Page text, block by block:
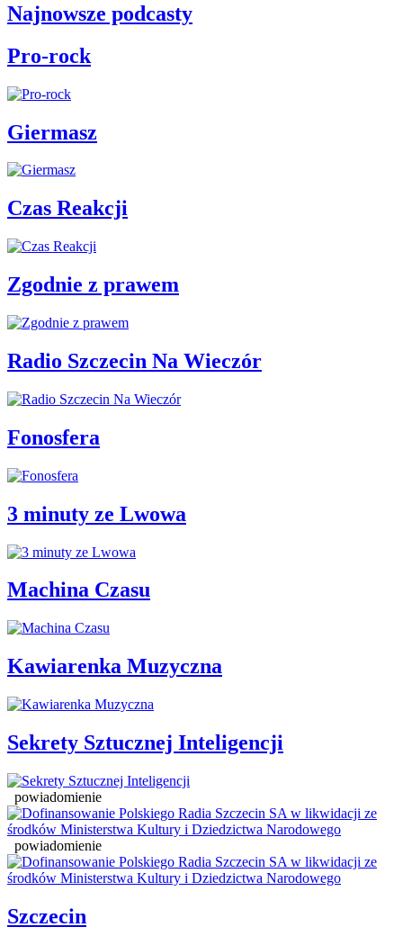
Najnowsze podcasty
Pro-rock
Giermasz
Czas Reakcji
Zgodnie z prawem
Radio Szczecin Na Wieczór
Fonosfera
3 minuty ze Lwowa
Machina Czasu
Kawiarenka Muzyczna
Sekrety Sztucznej Inteligencji
powiadomienie
powiadomienie
Szczecin